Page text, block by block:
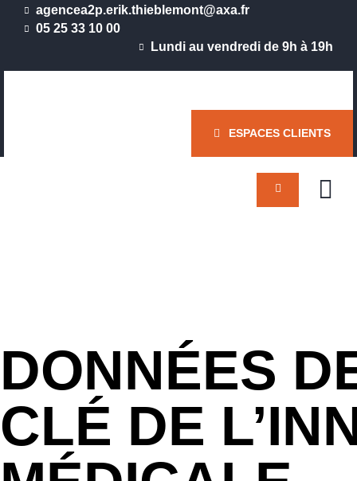
agencea2p.erik.thieblemont@axa.fr
05 25 33 10 00
Lundi au vendredi de 9h à 19h
ESPACES CLIENTS
CABINET
ACCUEIL
NOUS ?
DONNÉES
CLÉ DE